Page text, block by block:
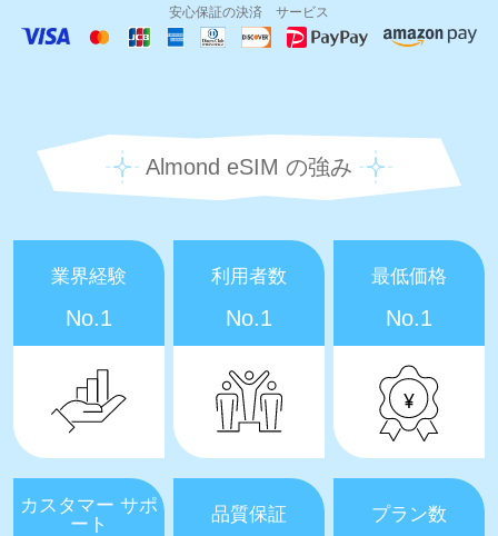
安心保証の決済 サービス
Almond eSIM の強み
業界経験
No.1
利用者数
No.1
最低価格
No.1
カスタマー サポ
ート
品質保証 プラン数